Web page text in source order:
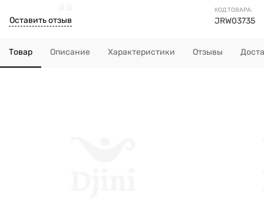
КОД ТОВАРА:
JRW03735
Оставить отзыв
Товар Описание Характеристики Отзывы